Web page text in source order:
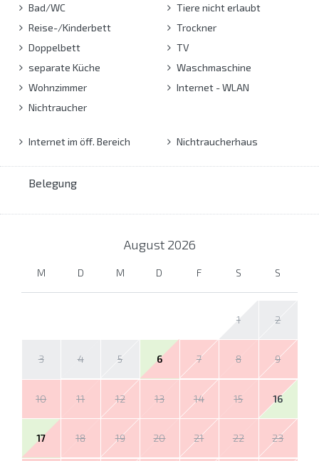
Bad/WC
Reise-/Kinderbett
Doppelbett
separate Küche
Wohnzimmer
Nichtraucher
Tiere nicht erlaubt
Trockner
TV
Waschmaschine
Internet - WLAN
Internet im öff. Bereich Nichtraucherhaus
Belegung
August 2026
M D M D F S S
1 2
3 4 5 6 7 8 9
10 11 12 13 14 15 16
17 18 19 20 21 22 23